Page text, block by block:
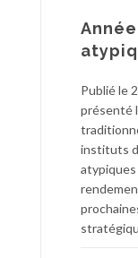
Publié le
présenté
instituts
atypiques